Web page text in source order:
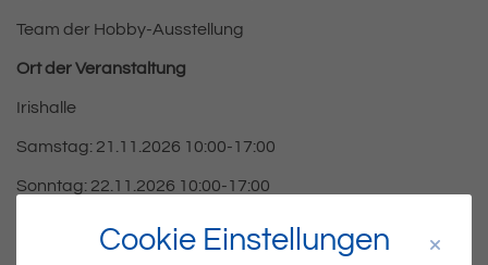
Team der Hobby-Ausstellung
Ort der Veranstaltung
Irishalle
Samstag: 21.11.2026 10:00-17:00
Sonntag: 22.11.2026 10:00-17:00
Cookie Einstellungen